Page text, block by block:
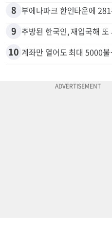
8 부에나파크 한인타운에
9 추방된 한국인, 재입국해 또
10 계좌만 열어도 최대 5000